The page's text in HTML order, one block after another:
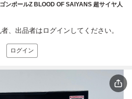
ンボールZ BLOOD OF SAIYANS 超サイヤ人
、出品者はログインしてください。
ログイン